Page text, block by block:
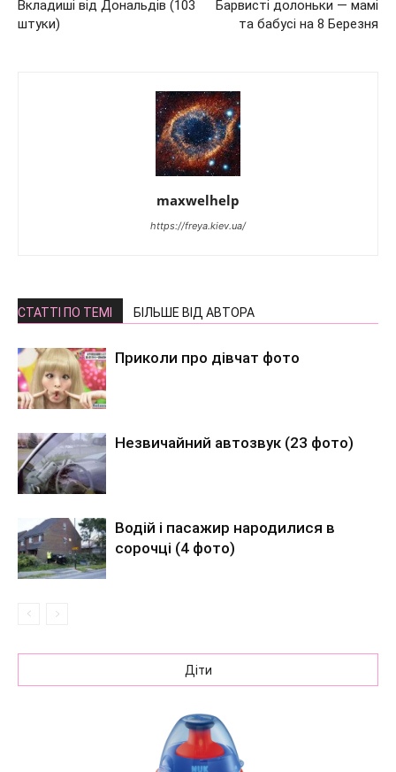
Вкладиші від Дональдів (103
штуки)
Барвисті долоньки — мамі
та бабусі на 8 Березня
maxwelhelp
https://freya.kiev.ua/
СТАТТІ ПО ТЕМІ БІЛЬШЕ ВІД АВТОРА
Приколи про дівчат фото
Незвичайний автозвук (23 фото)
Водій і пасажир народилися в
сорочці (4 фото)
Діти